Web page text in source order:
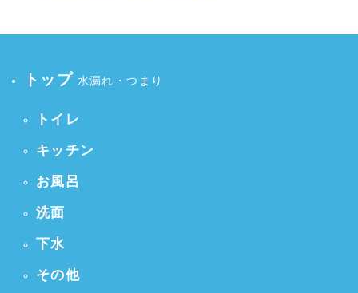
トップ 水漏れ・つまり
トイレ
キッチン
お風呂
洗面
下水
その他